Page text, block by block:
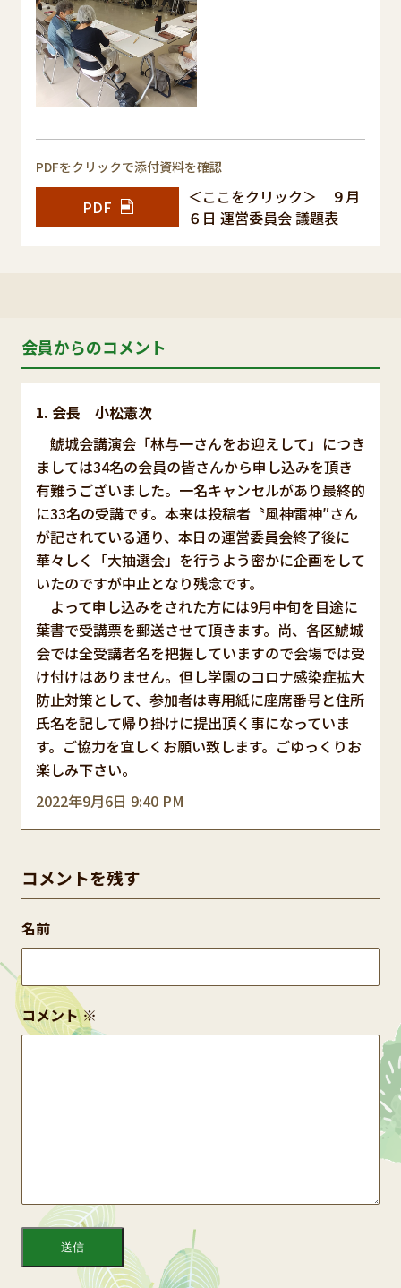
PDFをクリックで添付資料を確認
PDF
＜ここをクリック＞ ９月
６日 運営委員会 議題表
会員からのコメント
会長 小松憲次
2022年9月6日 9:40 PM
鯱城会講演会「林与一さんをお迎えして」につき
ましては34名の会員の皆さんから申し込みを頂き
有難うございました。一名キャンセルがあり最終的
に33名の受講です。本来は投稿者〝風神雷神″さん
が記されている通り、本日の運営委員会終了後に
華々しく「大抽選会」を行うよう密かに企画をして
いたのですが中止となり残念です。
よって申し込みをされた方には9月中旬を目途に
葉書で受講票を郵送させて頂きます。尚、各区鯱城
会では全受講者名を把握していますので会場では受
け付けはありません。但し学園のコロナ感染症拡大
防止対策として、参加者は専用紙に座席番号と住所
氏名を記して帰り掛けに提出頂く事になっていま
す。ご協力を宜しくお願い致します。ごゆっくりお
楽しみ下さい。
コメントを残す
コメント※
名前